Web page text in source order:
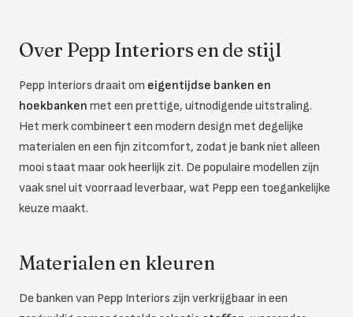
Over Pepp Interiors en de stijl
Pepp Interiors draait om eigentijdse banken en
hoekbanken met een prettige, uitnodigende uitstraling.
Het merk combineert een modern design met degelijke
materialen en een fijn zitcomfort, zodat je bank niet alleen
mooi staat maar ook heerlijk zit. De populaire modellen zijn
vaak snel uit voorraad leverbaar, wat Pepp een toegankelijke
keuze maakt.
Materialen en kleuren
De banken van Pepp Interiors zijn verkrijgbaar in een